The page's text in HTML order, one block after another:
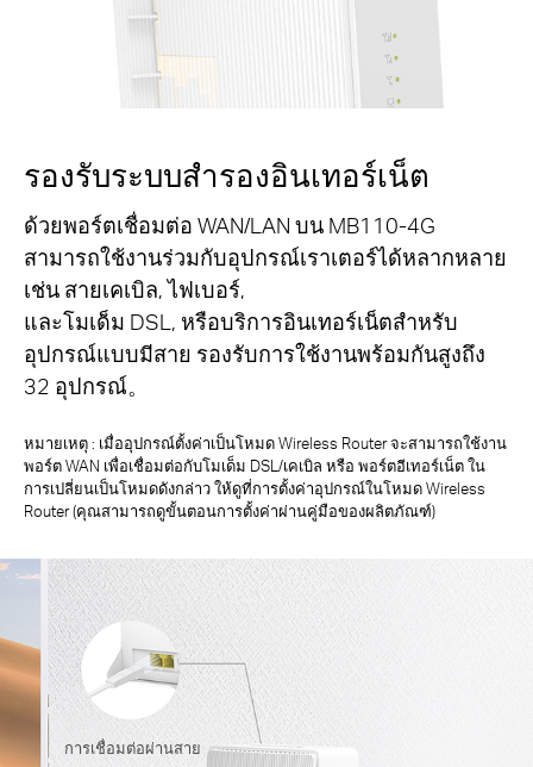
รองรับระบบสำรองอินเทอร์เน็ต
ด้วยพอร์ตเชื่อมต่อ WAN/LAN บน MB110-4G
สามารถใช้งานร่วมกับอุปกรณ์เราเตอร์ได้หลากหลาย
เช่น สายเคเบิล, ไฟเบอร์,
และโมเด็ม DSL, หรือบริการอินเทอร์เน็ตสำหรับ
อุปกรณ์แบบมีสาย รองรับการใช้งานพร้อมกันสูงถึง
32 อุปกรณ์。
หมายเหตุ : เมื่ออุปกรณ์ตั้งค่าเป็นโหมด Wireless Router จะสามารถใช้งาน
พอร์ต WAN เพื่อเชื่อมต่อกับโมเด็ม DSL/เคเบิล หรือ พอร์ตอีเทอร์เน็ต ใน
การเปลี่ยนเป็นโหมดดังกล่าว ให้ดูที่การตั้งค่าอุปกรณ์ในโหมด Wireless
Router (คุณสามารถดูขั้นตอนการตั้งค่าผ่านคู่มือของผลิตภัณฑ์)
การเชื่อมต่อผ่านสาย